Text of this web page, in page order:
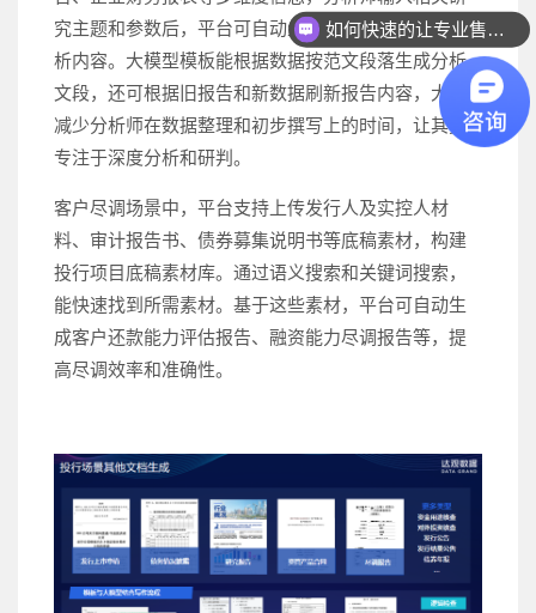
究主题和参数后，平台可自动生成报告框架和初步分
析内容。大模型模板能根据数据按范文段落生成分析
文段，还可根据旧报告和新数据刷新报告内容，大大
减少分析师在数据整理和初步撰写上的时间，让其更
专注于深度分析和研判。
客户尽调场景中，平台支持上传发行人及实控人材
料、审计报告书、债券募集说明书等底稿素材，构建
投行项目底稿素材库。通过语义搜索和关键词搜索，
能快速找到所需素材。基于这些素材，平台可自动生
成客户还款能力评估报告、融资能力尽调报告等，提
高尽调效率和准确性。
如何快速的让专业售前联系我？